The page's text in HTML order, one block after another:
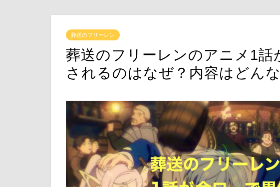
葬送のフリーレン
葬送のフリーレンのアニメ1話
されるのはなぜ？内容はどん